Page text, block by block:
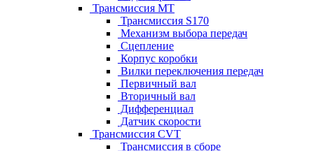
Трансмиссия MT
Трансмиссия S170
Механизм выбора передач
Сцепление
Корпус коробки
Вилки переключения передач
Первичный вал
Вторичный вал
Дифференциал
Датчик скорости
Трансмиссия CVT
Трансмиссия в сборе